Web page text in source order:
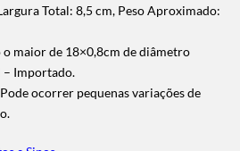
Total: 8,5 cm, Peso Aproximado:
o maior de 18×0,8cm de diâmetro
– Importado.
ocorrer pequenas variações de